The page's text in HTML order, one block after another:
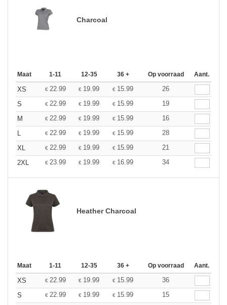
Charcoal
Maat 1-11 12-35 36 + Op voorraad Aant.
XS € 22.99 € 19.99 € 15.99
26
S
€ 22.99 € 19.99 € 15.99
19
M
€ 22.99 € 19.99 € 15.99
16
L
€ 22.99 € 19.99 € 15.99
28
XL
€ 22.99 € 19.99 € 15.99
21
2XL
€ 23.99 € 19.99 € 16.99 34
Heather Charcoal
Maat 1-11 12-35 36 + Op voorraad Aant.
XS € 22.99 € 19.99 € 15.99
36
S
€ 22.99 € 19.99 € 15.99
15